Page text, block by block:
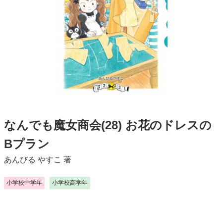
なんでも魔女商会(28) お花のドレスの
Bプラン
あんびる やすこ 著
小学校中学年 小学校高学年